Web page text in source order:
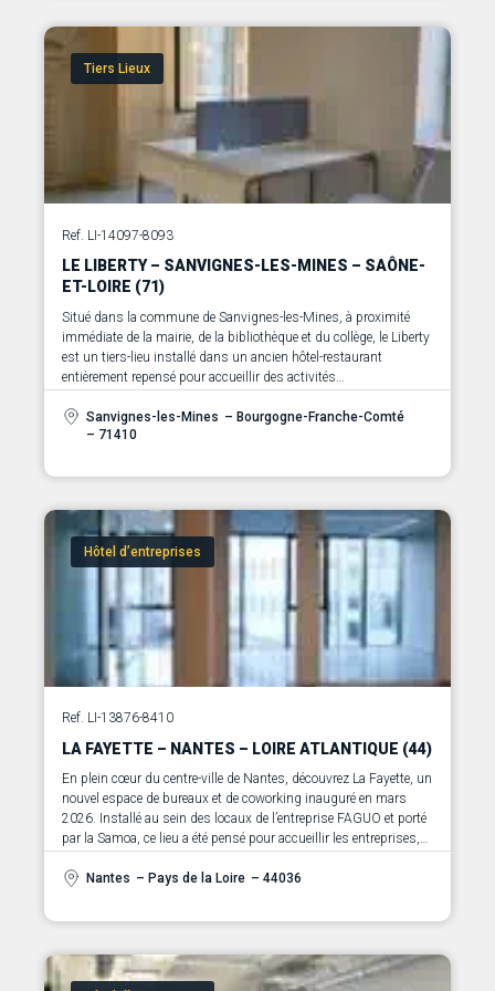
Tiers Lieux
Ref. LI-14097-8093
LE LIBERTY – SANVIGNES-LES-MINES – SAÔNE-
ET-LOIRE (71)
Situé dans la commune de Sanvignes-les-Mines, à proximité
immédiate de la mairie, de la bibliothèque et du collège, le Liberty
est un tiers-lieu installé dans un ancien hôtel-restaurant
entièrement repensé pour accueillir des activités
Sanvignes-les-Mines – Bourgogne-Franche-Comté
– 71410
Hôtel d’entreprises
Ref. LI-13876-8410
LA FAYETTE – NANTES – LOIRE ATLANTIQUE (44)
En plein cœur du centre-ville de Nantes, découvrez La Fayette, un
nouvel espace de bureaux et de coworking inauguré en mars
2026. Installé au sein des locaux de l’entreprise FAGUO et porté
par la Samoa, ce lieu a été pensé pour accueillir les entreprises,
mode responsable, ainsi que les métiers créatifs et innovants
espaces de travail accessibles et adaptés à l’ensemble de la
textile et aux matériaux, en passant par l’artisanat, les savoir-
faire, la communication, l’image, l’économie circulaire,
Nantes – Pays de la Loire – 44036